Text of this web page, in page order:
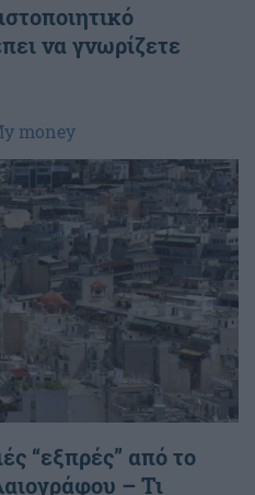
να γνωρίζετε
money
“εξπρές” από το
– Τι